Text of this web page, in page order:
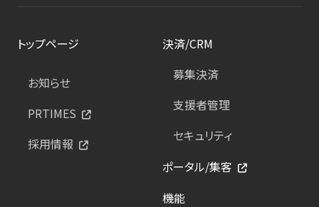
トップページ
お知らせ
PRTIMES
採用情報
決済/CRM
募集決済
支援者管理
セキュリティ
ポータル/集客
機能